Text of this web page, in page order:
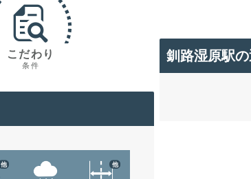
こだわり
条件
他 他
釧路湿原駅